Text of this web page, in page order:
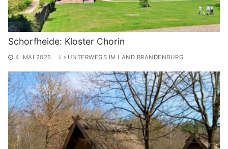
Schorfheide: Kloster Chorin
4. MAI 2026 UNTERWEGS IM LAND BRANDENBURG